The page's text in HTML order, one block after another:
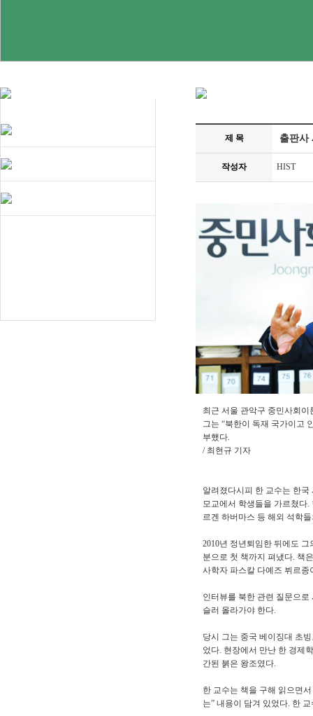
제 목 출판사
작성자 HIST
최근 서울 관악구 중민사회
그는 “북한이 독재 국가이고
부했다.
/ 최현규 기자
알려졌다시피 한 교수는 한
모교에서 학생들을 가르쳤다.
르겐 하버마스 등 해외 석학
2010년 정년퇴임한 뒤에도
분으로 첫 책까지 펴냈다. 책
사학자 파스칼 다예즈 뷔르종
인터뷰를 북한 관련 질문으
슬러 올라가야 한다.
당시 그는 중국 베이징대 초
었다. 현장에서 만난 한 경제
간된 붉은 왕조였다.
한 교수는 책을 구해 읽으면
는” 내용이 담겨 있었다. 한